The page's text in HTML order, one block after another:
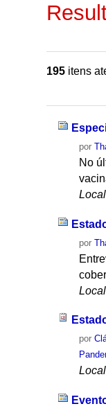
195 itens
por
No
por
por